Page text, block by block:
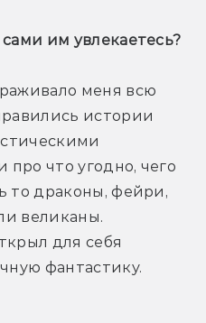
им увлекаетесь?
меня всю
истории
что угодно, чего
то драконы, фейри,
великаны.
для себя
фантастику.